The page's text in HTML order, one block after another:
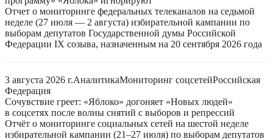
Отчет о мониторинге федеральных телеканалов на седьмой
неделе (27 июля — 2 августа) избирательной кампании по
выборам депутатов Государственной думы Российской
Федерации IX созыва, назначенным на 20 сентября 2026 года
3 августа 2026 г.АналитикаМониторинг соцсетейРоссийская
Федерация
Сочувствие греет: «Яблоко» догоняет «Новых людей»
в соцсетях после волны снятий с выборов и репрессий
Отчёт о мониторинге социальных сетей на шестой неделе
избирательной кампании (21–27 июля) по выборам депутатов